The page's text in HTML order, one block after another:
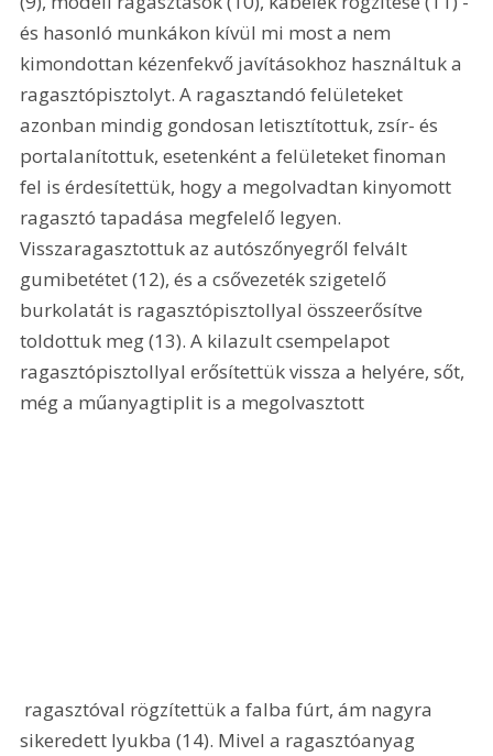
és hasonló munkákon kívül mi most a nem
kimondottan kézenfekvő javításokhoz használtuk a
ragasztópisztolyt. A ragasztandó felületeket
azonban mindig gondosan letisztítottuk, zsír- és
portalanítottuk, esetenként a felületeket finoman
fel is érdesítettük, hogy a megolvadtan kinyomott
ragasztó tapadása megfelelő legyen.
Visszaragasztottuk az autószőnyegről felvált
gumibetétet (12), és a csővezeték szigetelő
burkolatát is ragasztópisztollyal összeerősítve
toldottuk meg (13). A kilazult csempelapot
ragasztópisztollyal erősítettük vissza a helyére, sőt,
még a műanyagtiplit is a megolvasztott
sikeredett lyukba (14). Mivel a ragasztóanyag